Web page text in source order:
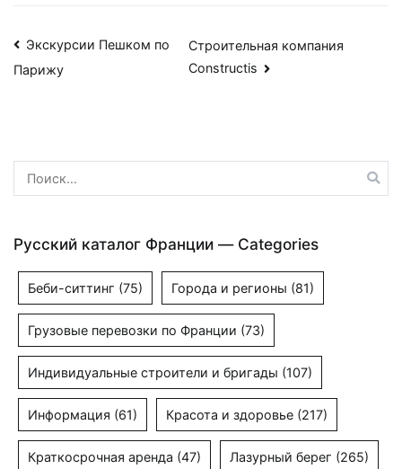
Навигация
по
Экскурсии Пешком по
Парижу
Строительная компания
Constructis
Найти:
Русский каталог Франции — Categories
Беби-ситтинг (75) Города и регионы (81)
Грузовые перевозки по Франции (73)
Индивидуальные строители и бригады (107)
Информация (61) Красота и здоровье (217)
Краткосрочная аренда (47) Лазурный берег (265)